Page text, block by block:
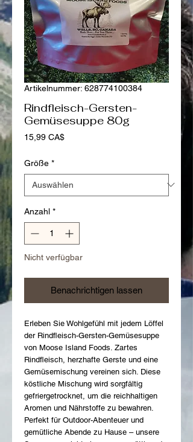
Artikelnummer: 628774100384
Rindfleisch-Gersten-
Gemüsesuppe 80g
15,99 CA$Preis
Größe *
Anzahl *
Nicht verfügbar
Benachrichtigen lassen
Erleben Sie Wohlgefühl mit jedem Löffel
der Rindfleisch-Gersten-Gemüsesuppe
von Moose Island Foods. Zartes
Rindfleisch, herzhafte Gerste und eine
Gemüsemischung vereinen sich. Diese
köstliche Mischung wird sorgfältig
gefriergetrocknet, um die reichhaltigen
Aromen und Nährstoffe zu bewahren.
Perfekt für Outdoor-Abenteuer und
gemütliche Abende zu Hause – unsere